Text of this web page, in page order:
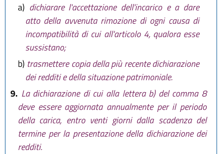
a) dichiarare l'accettazione dell'incarico e a dare
atto della avvenuta rimozione di ogni causa di
incompatibilità di cui all'articolo 4, qualora esse
sussistano;
b) trasmettere copia della più recente dichiarazione
dei redditi e della situazione patrimoniale.
9. La dichiarazione di cui alla lettera b) del comma 8
deve essere aggiornata annualmente per il periodo
della carica, entro venti giorni dalla scadenza del
termine per la presentazione della dichiarazione dei
redditi.